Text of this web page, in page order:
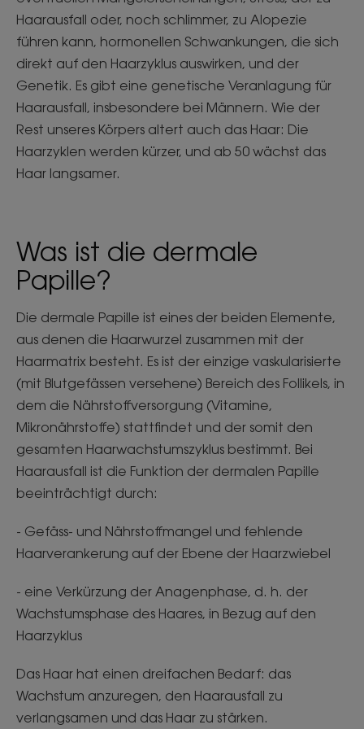
Haarausfall oder, noch schlimmer, zu Alopezie
führen kann, hormonellen Schwankungen, die sich
direkt auf den Haarzyklus auswirken, und der
Genetik. Es gibt eine genetische Veranlagung für
Haarausfall, insbesondere bei Männern. Wie der
Rest unseres Körpers altert auch das Haar: Die
Haarzyklen werden kürzer, und ab 50 wächst das
Haar langsamer.
Was ist die dermale
Papille?
Die dermale Papille ist eines der beiden Elemente,
aus denen die Haarwurzel zusammen mit der
Haarmatrix besteht. Es ist der einzige vaskularisierte
(mit Blutgefässen versehene) Bereich des Follikels, in
dem die Nährstoffversorgung (Vitamine,
Mikronährstoffe) stattfindet und der somit den
gesamten Haarwachstumszyklus bestimmt. Bei
Haarausfall ist die Funktion der dermalen Papille
beeinträchtigt durch:
- Gefäss- und Nährstoffmangel und fehlende
Haarverankerung auf der Ebene der Haarzwiebel
- eine Verkürzung der Anagenphase, d. h. der
Wachstumsphase des Haares, in Bezug auf den
Haarzyklus
Das Haar hat einen dreifachen Bedarf: das
Wachstum anzuregen, den Haarausfall zu
verlangsamen und das Haar zu stärken.